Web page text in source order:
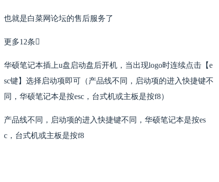
也就是白菜网论坛的售后服务了
更多12条
华硕笔记本插上u盘启动盘后开机，当出现logo时连续点击【e
sc键】选择启动项即可（产品线不同，启动项的进入快捷键不
同，华硕笔记本是按esc，台式机或主板是按f8）
产品线不同，启动项的进入快捷键不同，华硕笔记本是按es
c，台式机或主板是按f8